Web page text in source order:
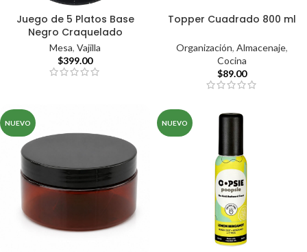
Juego de 5 Platos Base
Negro Craquelado
Mesa, Vajilla
$399.00
Topper Cuadrado 800 ml
Organización, Almacenaje,
Cocina
$89.00
NUEVO NUEVO